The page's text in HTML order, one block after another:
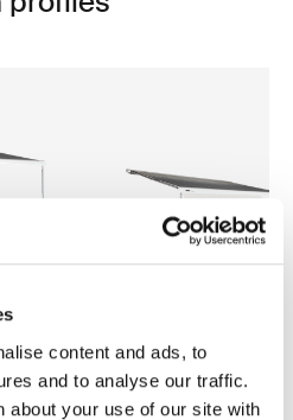
content and ads, to
and to analyse our traffic.
about your use of our site with